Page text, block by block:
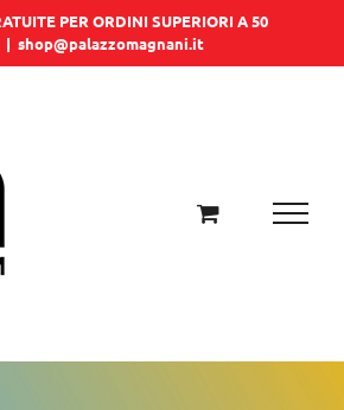
PER ORDINI SUPERIORI A 50
| shop@palazzomagnani.it